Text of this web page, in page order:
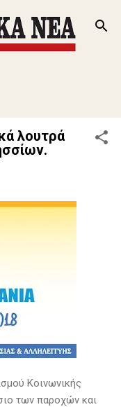
λουτρά
Κοινωνικής
των παροχών και